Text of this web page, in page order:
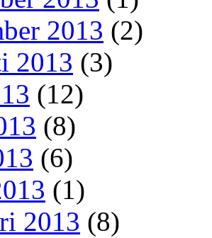
2013 (2)
2013 (3)
(12)
(8)
(6)
(1)
2013 (8)